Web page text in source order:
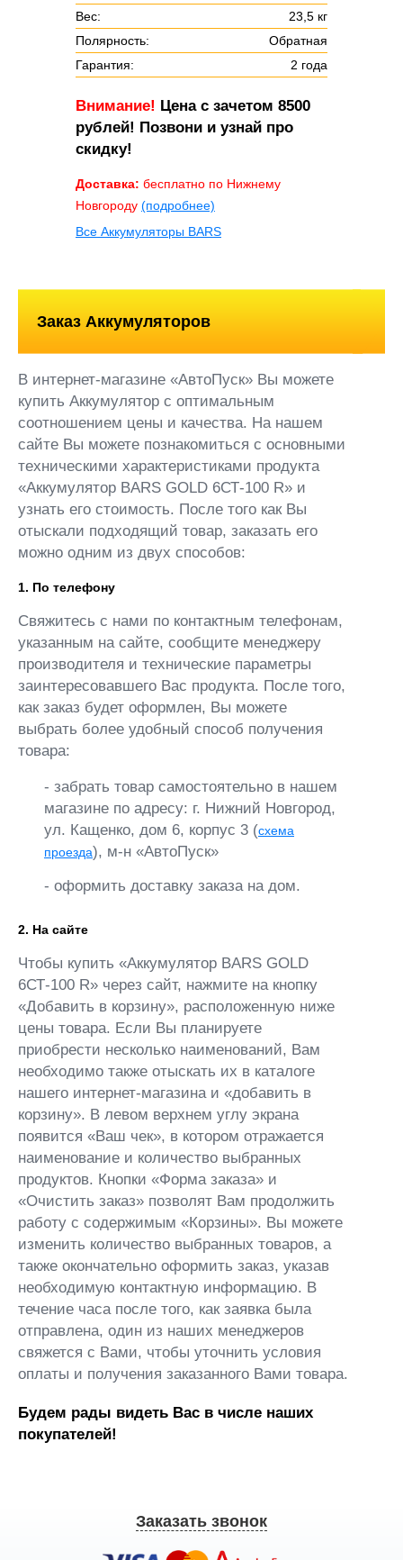
Вес:
23,5 кг
Полярность:
Обратная
Гарантия:
2 года
Внимание! Цена с зачетом 8500
рублей! Позвони и узнай про
скидку!
Доставка: бесплатно по Нижнему
Новгороду (подробнее)
Все Аккумуляторы BARS
Заказ Аккумуляторов
В интернет-магазине «АвтоПуск» Вы можете
купить Аккумулятор с оптимальным
соотношением цены и качества. На нашем
сайте Вы можете познакомиться с основными
техническими характеристиками продукта
«Аккумулятор BARS GOLD 6СТ-100 R» и
узнать его стоимость. После того как Вы
отыскали подходящий товар, заказать его
можно одним из двух способов:
1. По телефону
Свяжитесь с нами по контактным телефонам,
указанным на сайте, сообщите менеджеру
производителя и технические параметры
заинтересовавшего Вас продукта. После того,
как заказ будет оформлен, Вы можете
выбрать более удобный способ получения
товара:
- забрать товар самостоятельно в нашем
магазине по адресу: г. Нижний Новгород,
ул. Кащенко, дом 6, корпус 3 (схема
проезда), м-н «АвтоПуск»
- оформить доставку заказа на дом.
2. На сайте
Чтобы купить «Аккумулятор BARS GOLD
6СТ-100 R» через сайт, нажмите на кнопку
«Добавить в корзину», расположенную ниже
цены товара. Если Вы планируете
приобрести несколько наименований, Вам
необходимо также отыскать их в каталоге
нашего интернет-магазина и «добавить в
корзину». В левом верхнем углу экрана
появится «Ваш чек», в котором отражается
наименование и количество выбранных
продуктов. Кнопки «Форма заказа» и
«Очистить заказ» позволят Вам продолжить
работу с содержимым «Корзины». Вы можете
изменить количество выбранных товаров, а
также окончательно оформить заказ, указав
необходимую контактную информацию. В
течение часа после того, как заявка была
отправлена, один из наших менеджеров
свяжется с Вами, чтобы уточнить условия
оплаты и получения заказанного Вами товара.
Будем рады видеть Вас в числе наших
покупателей!
Заказать звонок